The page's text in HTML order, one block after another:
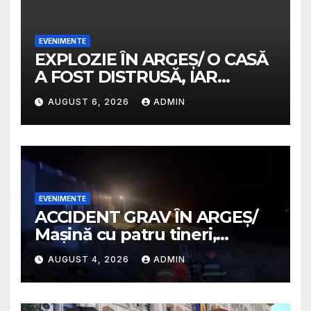
EVENIMENTE
EXPLOZIE ÎN ARGEȘ/ O CASĂ
A FOST DISTRUSĂ, IAR
PROPRIETARA A SUFERIT
ARSURI GRAVE
AUGUST 6, 2026 ADMIN
EVENIMENTE
ACCIDENT GRAV ÎN ARGEȘ/
Mașină cu patru tineri,
răsturnată pe un câmp la
Micești/ Doi sunt în stare
gravă
AUGUST 4, 2026 ADMIN